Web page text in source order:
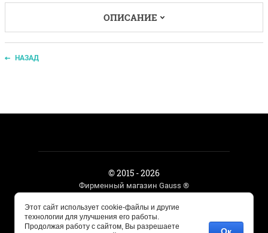
ОПИСАНИЕ
НАЗАД
© 2015 - 2026
Фирменный магазин Gauss ®
Megagroup.ru
Этот сайт использует cookie-файлы и другие
технологии для улучшения его работы.
Продолжая работу с сайтом, Вы разрешаете